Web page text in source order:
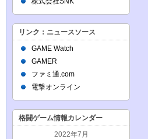
リンク：ニュースソース
GAME Watch
GAMER
ファミ通.com
電撃オンライン
格闘ゲーム情報カレンダー
2022年7月